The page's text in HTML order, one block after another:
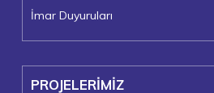
İmar Duyuruları
PROJELERİMİZ